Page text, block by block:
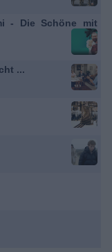
- Die Schöne mit
...